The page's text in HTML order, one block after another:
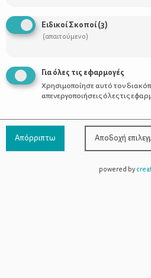
Προϊόντα
800-1199-800
χωρίς
Ειδικοί Σκοποί(3)
(απαιτούμενο)
Για όλες τις εφαρμογές
Χρησιμοποίησε αυτό τον
απενεργοποιήσεις όλες τις
Απόρριπτω Αποδοχή
powered by